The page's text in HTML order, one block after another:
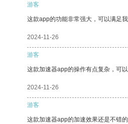
游客
这款app的功能非常强大，可以满足
2024-11-26
游客
这款加速器app的操作有点复杂，可
2024-11-26
游客
这款加速器app的加速效果还是不错